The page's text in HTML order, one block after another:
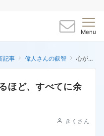
Menu
記事 偉人さんの叡智 心がいっぱいであればあるほど、すべてに余地ができる。
ほど、すべてに余
きくさん